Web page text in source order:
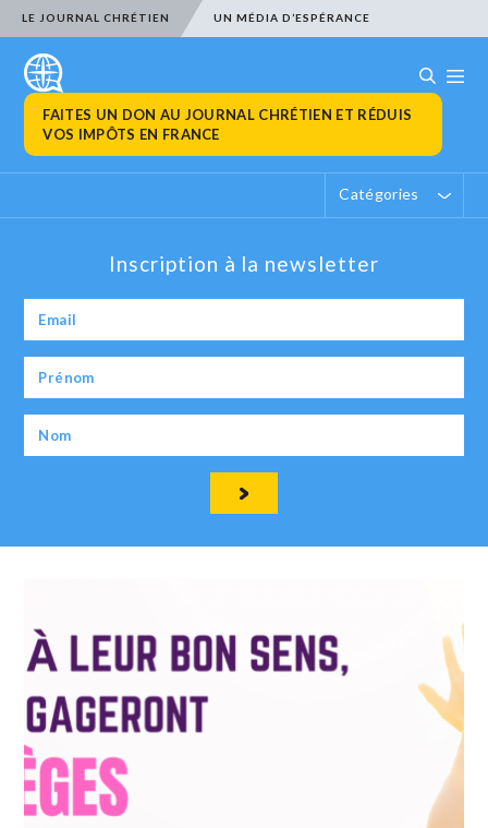
LE JOURNAL CHRÉTIEN UN MÉDIA D’ESPÉRANCE
FAITES UN DON AU JOURNAL CHRÉTIEN ET RÉDUIS
VOS IMPÔTS EN FRANCE
Catégories
Inscription à la newsletter